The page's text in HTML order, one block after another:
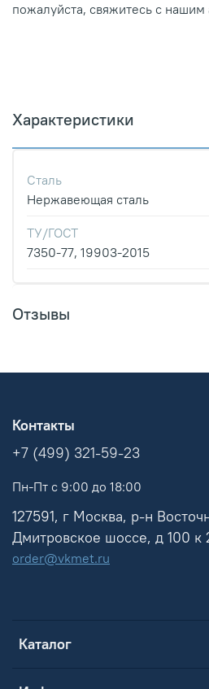
пожалуйста, свяжитесь с
Характеристики
Сталь
Нержавеющая сталь
ТУ/ГОСТ
7350-77, 19903-2015
Отзывы
Каталог
Контакты
+7 (499) 321-59-23
Пн-Пт с 9:00 до 18:00
127591, г Москва, р-н
Дмитровское шоссе, д 100 к
order@vkmet.ru